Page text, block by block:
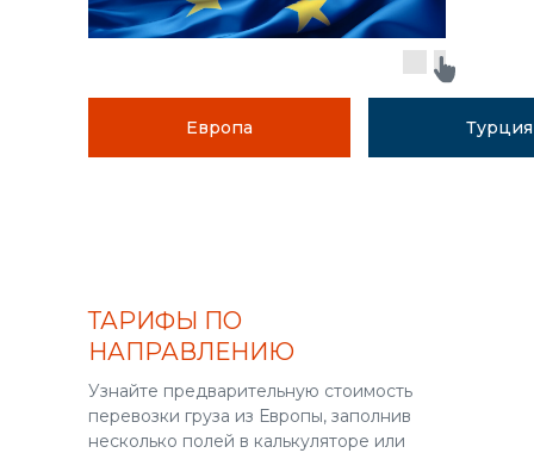
Турция
Европа
Узнайте предварительную стоимость
перевозки груза из Европы, заполнив
несколько полей в калькуляторе или
ТАРИФЫ ПО
НАПРАВЛЕНИЮ